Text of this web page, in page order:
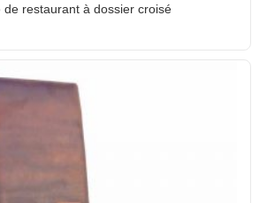
de restaurant à dossier croisé